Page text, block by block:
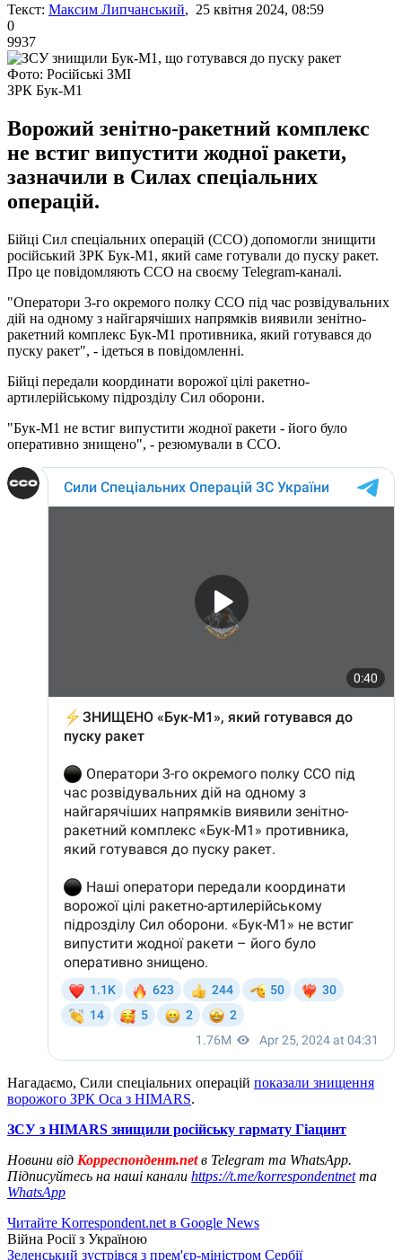
Текст: Максим Липчанський, 25 квітня 2024, 08:59
0
9937
Фото: Російські ЗМІ
ЗРК Бук-М1
Ворожий зенітно-ракетний комплекс
не встиг випустити жодної ракети,
зазначили в Силах спеціальних
операцій.
Бійці Сил спеціальних операцій (ССО) допомогли знищити
російський ЗРК Бук-М1, який саме готували до пуску ракет.
Про це повідомляють ССО на своєму Telegram-каналі.
"Оператори 3-го окремого полку ССО під час розвідувальних
дій на одному з найгарячіших напрямків виявили зенітно-
ракетний комплекс Бук-М1 противника, який готувався до
пуску ракет", - ідеться в повідомленні.
Бійці передали координати ворожої цілі ракетно-
артилерійському підрозділу Сил оборони.
"Бук-М1 не встиг випустити жодної ракети - його було
оперативно знищено", - резюмували в ССО.
Нагадаємо, Сили спеціальних операцій показали знищення
ворожого ЗРК Оса з HIMARS.
ЗСУ з HIMARS знищили російську гармату Гіацинт
Новини від Корреспондент.netв Telegram та WhatsApp.
Підписуйтесь на наші канали https://t.me/korrespondentnetта
WhatsApp
Читайте Korrespondent.net в Google News
Війна Росії з Україною
Зеленський зустрівся з прем'єр-міністром Сербії